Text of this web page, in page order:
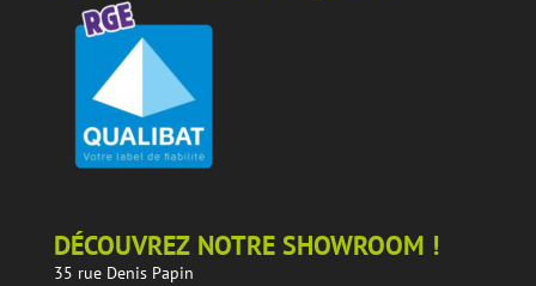
DÉCOUVREZ NOTRE SHOWROOM !
35 rue Denis Papin